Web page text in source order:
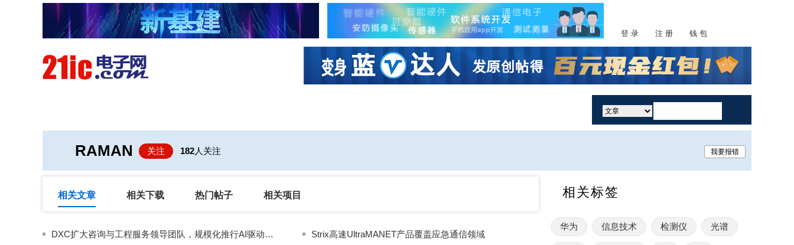
登 录 注 册 钱 包
RAMAN 关注 182人关注 我要报错
相关文章 相关下载 热门帖子 相关项目
DXC扩大咨询与工程服务领导团队，规模化推行AI驱动增长 Strix高速UltraMANET产品覆盖应急通信领域
相关标签
华为 信息技术 检测仪 光谱